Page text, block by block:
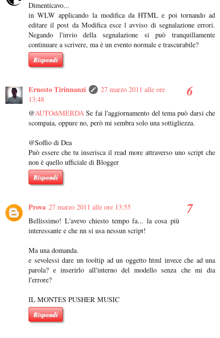
Dimenticavo...
in WLW applicando la modifica da HTML e poi tornando ad
editare il post da Modifica esce l avviso di segnalazione errori.
Negando l'invio della segnalazione si può tranquillamente
continuare a scrivere, ma è un evento normale e trascurabile?
Rispondi
Ernesto Tirinnanzi
27 marzo 2011 alle ore
13:48
@AUTOdiMERDA Se fai l'aggiornamento del tema può darsi che
scompaia, oppure no, però mi sembra solo una sottigliezza.
@Soffio di Dea
Può essere che tu inserisca il read more attraverso uno script che
non è quello ufficiale di Blogger
Rispondi
Prova 27 marzo 2011 alle ore 13:55
Bellissimo! L'avevo chiesto tempo fa... la cosa più
interessante e che nn si usa nessun script!
Ma una domanda.
e sevolessi dare un tooltip ad un oggetto html invece che ad una
parola? e inserirlo all'interno del modello senza che mi dia
l'errore?
IL MONTES PUSHER MUSIC
Rispondi